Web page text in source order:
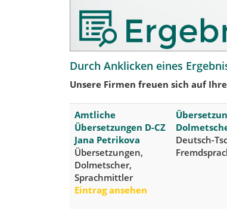
Durch Anklicken eines
Unsere Firmen freuen sich auf
Amtliche
Übersetzungen D-CZ
Jana Petrikova
Übersetzungen,
Dolmetscher,
Sprachmittler
Eintrag ansehen
Deutsch-